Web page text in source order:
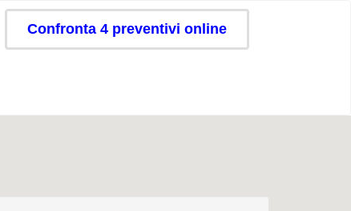
Confronta 4 preventivi online